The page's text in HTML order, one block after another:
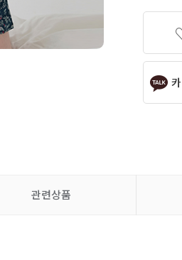
관련상품